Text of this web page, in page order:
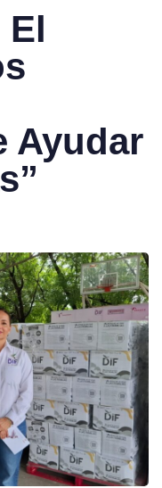
El
Ayudar